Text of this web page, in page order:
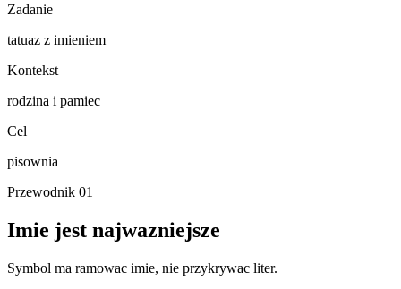
Zadanie
tatuaz z imieniem
Kontekst
rodzina i pamiec
Cel
pisownia
Przewodnik 01
Imie jest najwazniejsze
Symbol ma ramowac imie, nie przykrywac liter.